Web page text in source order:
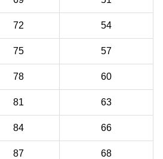
72 54
75 57
78 60
81 63
84 66
87 68